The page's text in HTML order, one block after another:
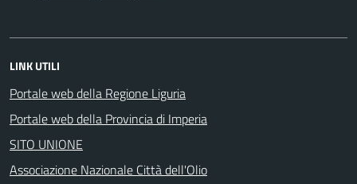
LINK UTILI
Portale web della Regione Liguria
Portale web della Provincia di Imperia
SITO UNIONE
Associazione Nazionale Città dell'Olio